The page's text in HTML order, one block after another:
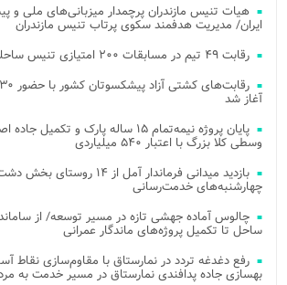
هیات تنیس مازندران پرچمدار میزبانی‌های ملی و
ایران/ مدیریت هدفمند سکوی پرتاب تنیس مازندران
رقابت ۴۹ تیم در مسابقات ۲۰۰ امتیازی تنیس ساحلی کشور در مازندران
آغاز شد
وسطی کلا بزرگ با اعتبار ۵۴۰ میلیاردی
بازدید میدانی فرماندار آمل از ۱۴
چهارشنبه‌های خدمت‌رسانی
ساحل تا تکمیل پروژه‌های ماندگار عمرانی
رفع دغدغه تردد در نمارستاق با مقاوم‌سازی نقاط
بهسازی جاده پدافندی نمارستاق در مسیر خدمت به